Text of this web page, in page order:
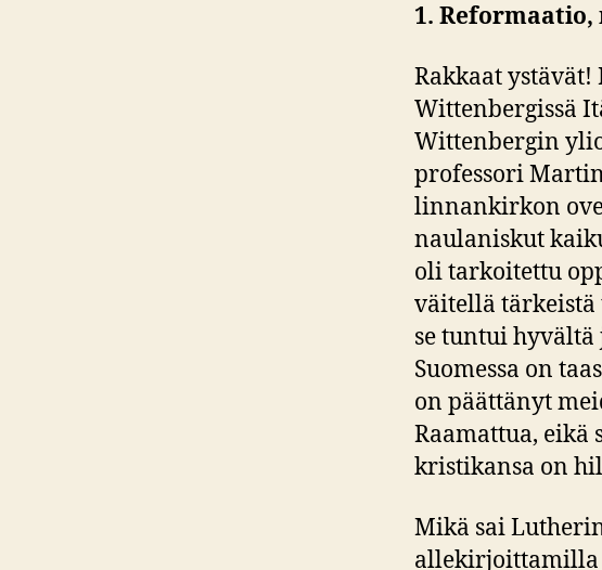
1. Reformaatio,
Rakkaat
Wittenbergissä
Wittenbergin
professori
linnankirkon
naulaniskut
oli tarkoitettu
väitellä tärkeistä
se tuntui
Suomessa on
on päättänyt
Raamattua, eikä
kristikansa on
Mikä sai
allekirjoittamilla